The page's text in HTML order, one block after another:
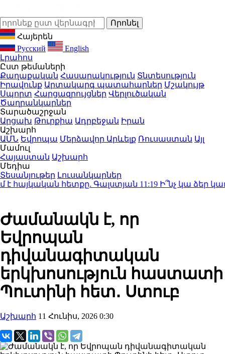
Հայերեն
Русский
English
Լրահոս
Ըստ թեմաների
Քաղաքական Հասարակություն Տնտեսություն
Իրավունք Արտակարգ պատահարներ Մշակույթ
Սպորտ Հարցազրույցներ Վերլուծական
Ծաղրանկարներ
Տարածաշրջան
Արցախ Թուրքիա Ադրբեջան Իրան
Աշխարհ
ԱՄՆ Եվրոպա Մերձավոր Արևելք Ռուսաստան Այլ
Մամուլ
Հայաստան Աշխարհ
Մեդիա
Տեսանյութեր Լուսանկարներ
հայկական հետքը. Գալստյան11:19Ի՞նչ կա ձեր
Ժամանակն է, որ
Եվրոպան
դիվանագիտական ​​
երկխոսություն հաստատի
Պուտինի հետ․ Ստուբ
Աշխարհ 11 Հունիս, 2026 0:30